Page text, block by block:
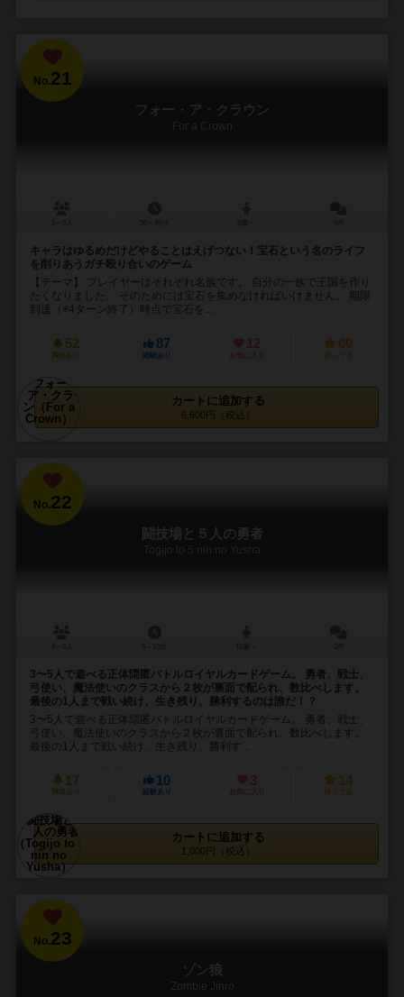
No.21
フォー・ア・クラウン
For a Crown
キャラはゆるめだけどやることはえげつない！宝石という名のライフ
を削りあうガチ殴り合いのゲーム
【テーマ】 プレイヤーはそれぞれ名族です。 自分の一族で王国を作り
たくなりました。 そのためには宝石を集めなければいけません。 期限
到達（※4ターン終了）時点で宝石を...
52
興味あり
87
経験あり
12
お気に入り
60
持ってる
カートに追加する
6,600円（税込）
No.22
闘技場と５人の勇者
Togijo to 5 nin no Yusha
3〜5人で遊べる正体隠匿バトルロイヤルカードゲーム。 勇者、戦士、
弓使い、魔法使いのクラスから２枚が裏面で配られ、数比べします。
最後の1人まで戦い続け、生き残り、勝利するのは誰だ！？
3〜5人で遊べる正体隠匿バトルロイヤルカードゲーム。 勇者、戦士、
弓使い、魔法使いのクラスから２枚が裏面で配られ、数比べします。
最後の1人まで戦い続け、生き残り、勝利す...
17
興味あり
10
経験あり
3
お気に入り
14
持ってる
カートに追加する
1,000円（税込）
No.23
ゾン狼
Zombie Jinro